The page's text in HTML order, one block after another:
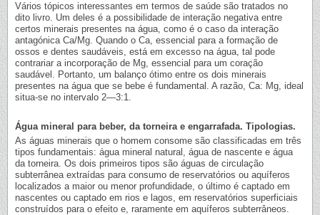
Vários tópicos interessantes em termos de saúde são tratados no
dito livro. Um deles é a possibilidade de interação negativa entre
certos minerais presentes na água, como é o caso da interação
antagónica Ca/Mg. Quando o Ca, essencial para a formação de
ossos e dentes saudáveis, está em excesso na água, tal pode
contrariar a incorporação de Mg, essencial para um coração
saudável. Portanto, um balanço ótimo entre os dois minerais
presentes na água que se bebe é fundamental. A razão, Ca: Mg, ideal
situa-se no intervalo 2—3:1.
Água mineral para beber, da torneira e engarrafada. Tipologias.
As águas minerais que o homem consome são classificadas em três
tipos fundamentais: água mineral natural, água de nascente e água
da torneira. Os dois primeiros tipos são águas de circulação
subterrânea extraídas para consumo de reservatórios ou aquíferos
localizados a maior ou menor profundidade, o último é captado em
nascentes ou captado em rios e lagos, em reservatórios superficiais
construídos para o efeito e, raramente em aquíferos subterrâneos.